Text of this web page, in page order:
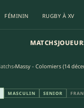
FÉMININ RUGBY À XV
MATCHS
›Massy - Colomiers (14
MASCULIN SENIOR